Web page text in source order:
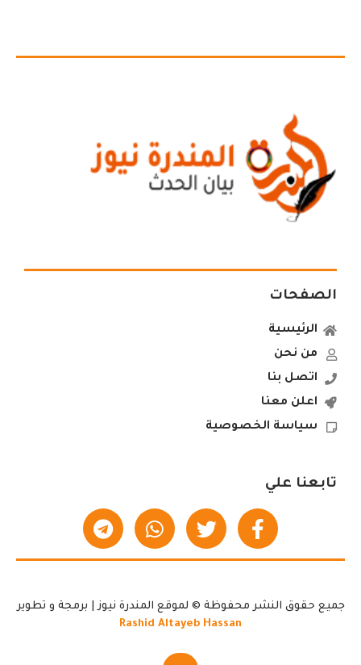
الصفحات
الرئيسية
من نحن
اتصل بنا
اعلن معنا
سياسة الخصوصية
تابعنا علي
جميع حقوق النشر محفوظة © لموقع المندرة نيوز | برمجة و تطوير
Rashid Altayeb Hassan